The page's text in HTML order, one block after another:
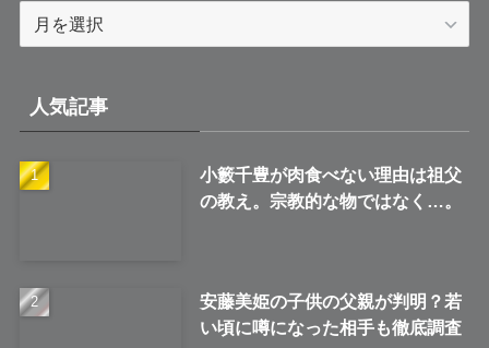
ブ
人気記事
小籔千豊が肉食べない理由は祖父
の教え。宗教的な物ではなく…。
安藤美姫の子供の父親が判明？若
い頃に噂になった相手も徹底調査